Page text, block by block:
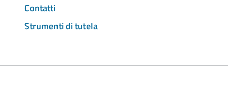
Contatti
Strumenti di tutela